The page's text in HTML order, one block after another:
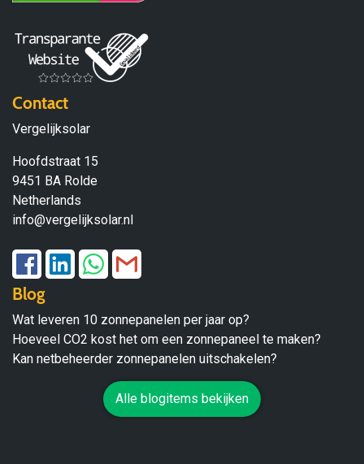
Contact
Vergelijksolar
Hoofdstraat 15
9451 BA Rolde
Netherlands
info@vergelijksolar.nl
Blog
Wat leveren 10 zonnepanelen per jaar op?
Hoeveel CO2 kost het om een zonnepaneel te maken?
Kan netbeheerder zonnepanelen uitschakelen?
Alle blogitems bekijken